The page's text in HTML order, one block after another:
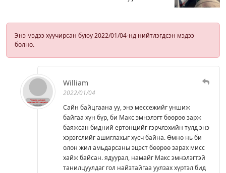
Энэ мэдээ хуучирсан буюу 2022/01/04-нд нийтлэгдсэн мэдээ
болно.
William
2022/01/04
Сайн байцгаана уу, энэ мессежийг уншиж
байгаа хүн бүр, би Макс эмнэлэгт бөөрөө зарж
баяжсан бидний ертөнцийг гэрчлэхийн тулд энэ
хэрэгслийг ашиглахыг хүсч байна. Өмнө нь би
олон жил амьдарсаны эцэст бөөрөө зарах мисс
хайж байсан. ядуурал, намайг Макс эмнэлэгтэй
танилцуулдаг гол найзтайгаа уулзах хүртэл бид